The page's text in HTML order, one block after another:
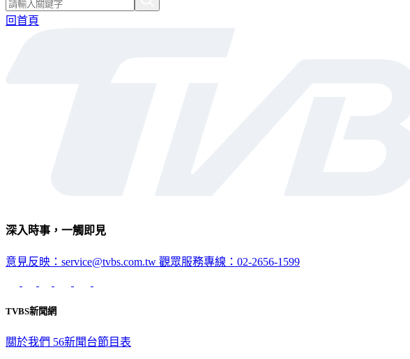
回首頁
深入時事，一觸即見
意見反映：service@tvbs.com.tw 觀眾服務專線：02-2656-1599
TVBS新聞網
關於我們 56新聞台節目表